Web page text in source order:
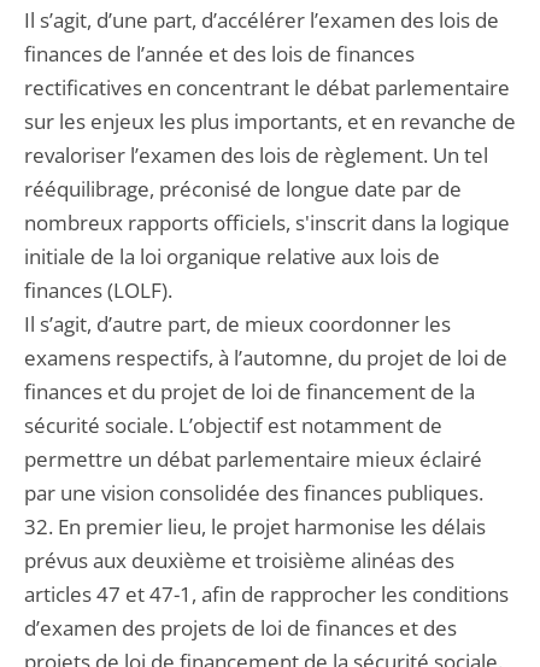
Il s’agit, d’une part, d’accélérer l’examen des lois de
finances de l’année et des lois de finances
rectificatives en concentrant le débat parlementaire
sur les enjeux les plus importants, et en revanche de
revaloriser l’examen des lois de règlement. Un tel
rééquilibrage, préconisé de longue date par de
nombreux rapports officiels, s'inscrit dans la logique
initiale de la loi organique relative aux lois de
finances (LOLF).
Il s’agit, d’autre part, de mieux coordonner les
examens respectifs, à l’automne, du projet de loi de
finances et du projet de loi de financement de la
sécurité sociale. L’objectif est notamment de
permettre un débat parlementaire mieux éclairé
par une vision consolidée des finances publiques.
32. En premier lieu, le projet harmonise les délais
prévus aux deuxième et troisième alinéas des
articles 47 et 47-1, afin de rapprocher les conditions
d’examen des projets de loi de finances et des